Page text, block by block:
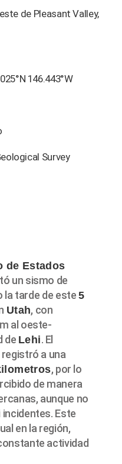
de Pleasant Valley,
146.443°W
Survey
de Estados
un sismo de
la tarde de este5
Utah, con
al oeste-
de Lehi. El
a una
, por lo
de manera
aunque no
Este
en la región,
actividad